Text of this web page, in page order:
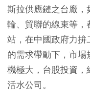
斯拉供應鏈之台廠
輪、貿聯的線束等
站，在中國政府力
的需求帶動下，市
機極大，台股投資
活水公司。